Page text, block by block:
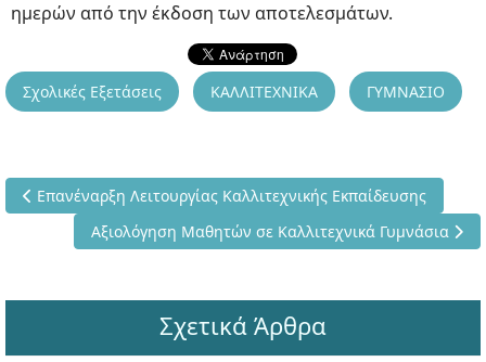
ημερών από την έκδοση των αποτελεσμάτων.
Σχολικές Εξετάσεις ΚΑΛΛΙΤΕΧΝΙΚΑ ΓΥΜΝΑΣΙΟ
Προηγούμενο άρθρο: Επανέναρξη Λειτουργίας Καλλιτεχνικής
Επανέναρξη Λειτουργίας Καλλιτεχνικής Εκπαίδευσης
Επόμενο άρθρο: Αξιολόγηση Μαθητών σε
Αξιολόγηση Μαθητών σε Καλλιτεχνικά Γυμνάσια
Σχετικά Άρθρα